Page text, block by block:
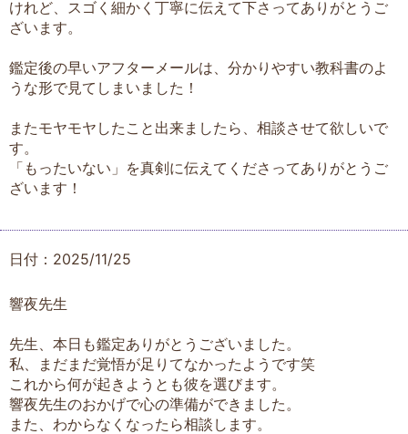
けれど、スゴく細かく丁寧に伝えて下さってありがとうご
ざいます。
鑑定後の早いアフターメールは、分かりやすい教科書のよ
うな形で見てしまいました！
またモヤモヤしたこと出来ましたら、相談させて欲しいで
す。
「もったいない」を真剣に伝えてくださってありがとうご
ざいます！
日付：2025/11/25
響夜先生
先生、本日も鑑定ありがとうございました。
私、まだまだ覚悟が足りてなかったようです笑
これから何が起きようとも彼を選びます。
響夜先生のおかげで心の準備ができました。
また、わからなくなったら相談します。